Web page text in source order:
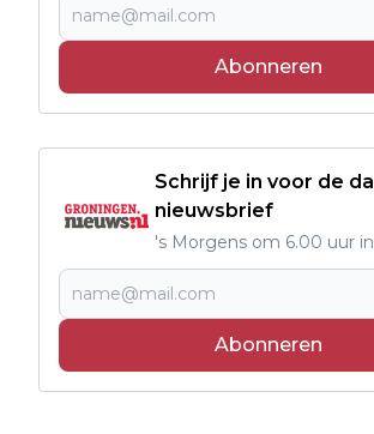
Abonneren
Schrijf je in voor de
nieuwsbrief
's Morgens om 6.00 uur
Abonneren